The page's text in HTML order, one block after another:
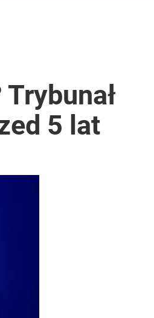
5 lat